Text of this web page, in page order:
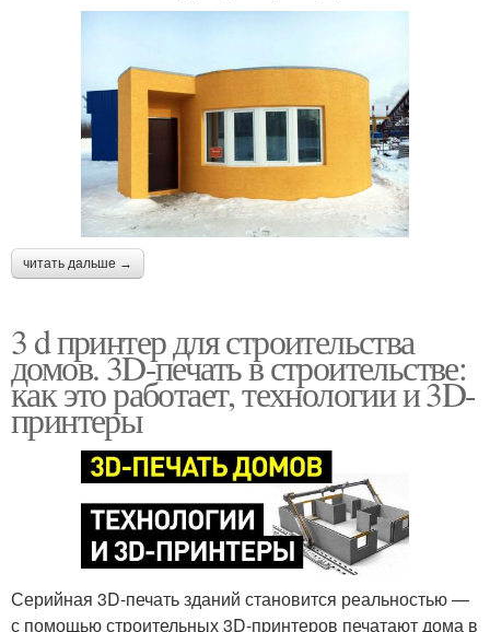
читать дальше →
3 d принтер для строительства
домов. 3D-печать в строительстве:
как это работает, технологии и 3D-
принтеры
Серийная 3D-печать зданий становится реальностью —
с помощью строительных 3D-принтеров печатают дома в